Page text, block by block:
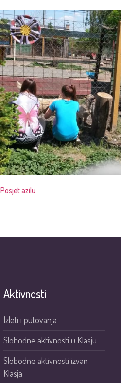
Posjet azilu
Aktivnosti
Izleti i putovanja
Slobodne aktivnosti u Klasju
Slobodne aktivnosti izvan
Klasja